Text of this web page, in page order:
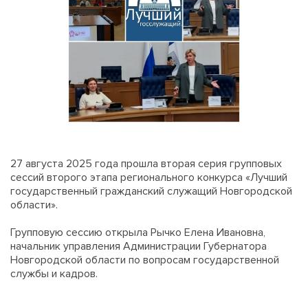
27 августа 2025 года прошла вторая серия групповых
сессий второго этапа регионального конкурса «Лучший
государственный гражданский служащий Новгородской
области».
Групповую сессию открыла Рычко Елена Ивановна,
начальник управления Администрации Губернатора
Новгородской области по вопросам государственной
службы и кадров.